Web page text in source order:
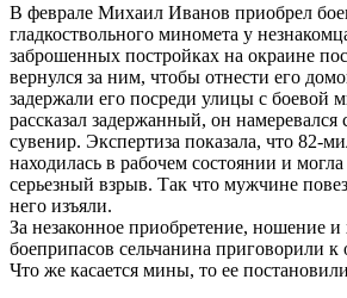
В феврале Михаил Иванов приобрел
гладкоствольного миномета у
заброшенных постройках на окраине
вернулся за ним, чтобы отнести его
задержали его посреди улицы с боевой
рассказал задержанный, он намеревался
сувенир. Экспертиза показала, что 82-
находилась в рабочем состоянии и
серьезный взрыв. Так что мужчине
него изъяли.
За незаконное приобретение, ношение и
боеприпасов сельчанина приговорили к
Что же касается мины, то ее